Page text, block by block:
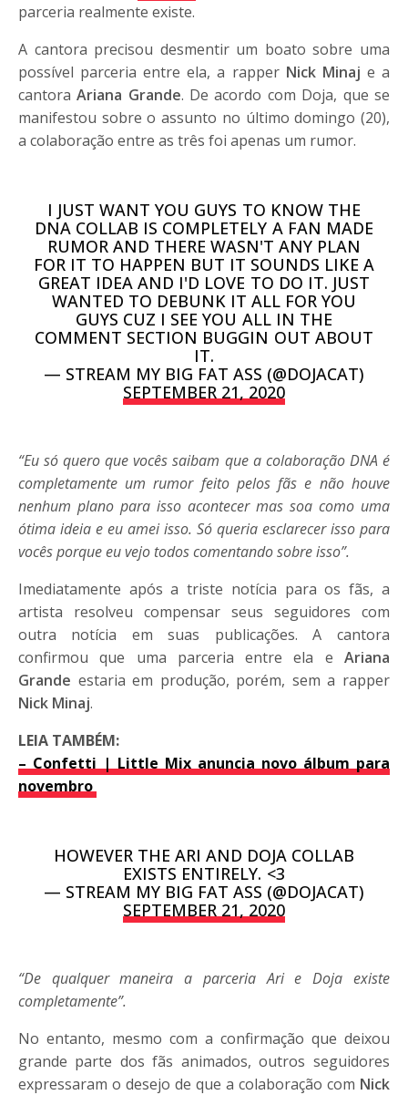
parceria realmente existe.
A cantora precisou desmentir um boato sobre uma
possível parceria entre ela, a rapper Nick Minaj e a
cantoraAriana Grande. De acordo com Doja, que se
manifestou sobre o assunto no último domingo (20),
a colaboração entre as três foi apenas um rumor.
I JUST WANT YOU GUYS TO KNOW THE
DNA COLLAB IS COMPLETELY A FAN MADE
RUMOR AND THERE WASN'T ANY PLAN
FOR IT TO HAPPEN BUT IT SOUNDS LIKE A
GREAT IDEA AND I'D LOVE TO DO IT. JUST
WANTED TO DEBUNK IT ALL FOR YOU
GUYS CUZ I SEE YOU ALL IN THE
COMMENT SECTION BUGGIN OUT ABOUT
IT.
— STREAM MY BIG FAT ASS (@DOJACAT)
SEPTEMBER 21, 2020
“Eu só quero que vocês saibam que a colaboração DNA é
completamente um rumor feito pelos fãs e não houve
nenhum plano para isso acontecer mas soa como uma
ótima ideia e eu amei isso. Só queria esclarecer isso para
vocês porque eu vejo todos comentando sobre isso”.
Imediatamente após a triste notícia para os fãs, a
artista resolveu compensar seus seguidores com
outra notícia em suas publicações. A cantora
confirmou que uma parceria entre ela e Ariana
Grande estaria em produção, porém, sem a rapper
Nick Minaj.
LEIA TAMBÉM:
– Confetti | Little Mix anuncia novo álbum para
novembro
HOWEVER THE ARI AND DOJA COLLAB
EXISTS ENTIRELY. <3
— STREAM MY BIG FAT ASS (@DOJACAT)
SEPTEMBER 21, 2020
“De qualquer maneira a parceria Ari e Doja existe
completamente”.
No entanto, mesmo com a confirmação que deixou
grande parte dos fãs animados, outros seguidores
expressaram o desejo de que a colaboração com Nick